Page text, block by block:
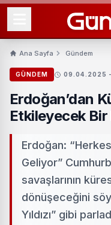
Ana Sayfa Gündem
GÜNDEM 09.04.2025
Erdoğan’dan
Etkileyecek Bir
Erdoğan:
Geliyor”
savaşlarının
dönüşeceğini
Yıldızı” gibi